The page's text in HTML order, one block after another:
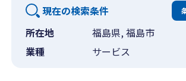
現在の検索条件
所在地
福島県, 福島市
業種
サービス